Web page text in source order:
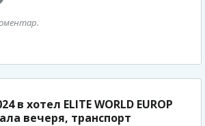
в хотел ELITE WORLD EUROP
вечеря, транспорт